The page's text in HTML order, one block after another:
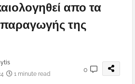
απο τα
της
1 minute read
0